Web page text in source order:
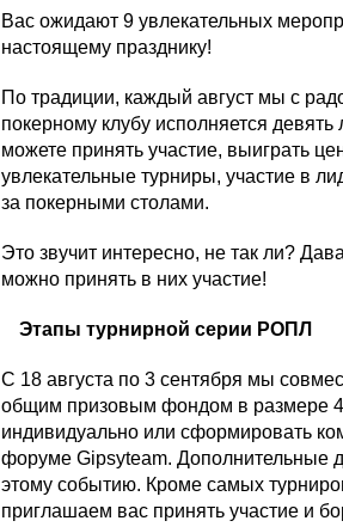
Вас ожидают 9 увлекательных
настоящему празднику!
По традиции, каждый август мы с
покерному клубу исполняется
можете принять участие, выиграть
увлекательные турниры, участие в
за покерными столами.
Это звучит интересно, не так ли?
можно принять в них участие!
Этапы турнирной серии РОПЛ
С 18 августа по 3 сентября мы
общим призовым фондом в размере
индивидуально или сформировать
форуме Gipsyteam. Дополнительные
этому событию. Кроме самых
приглашаем вас принять участие и